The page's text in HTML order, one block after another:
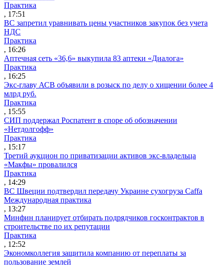
Практика
, 17:51
ВС запретил уравнивать цены участников закупок без учета
НДС
Практика
, 16:26
Аптечная сеть «36,6» выкупила 83 аптеки «Диалога»
Практика
, 16:25
Экс-главу АСВ объявили в розыск по делу о хищении более 4
млрд руб.
Практика
, 15:55
СИП поддержал Роспатент в споре об обозначении
«Нетдолгофф»
Практика
, 15:17
Третий аукцион по приватизации активов экс-владельца
«Макфы» провалился
Практика
, 14:29
ВС Швеции подтвердил передачу Украине сухогруза Caffa
Международная практика
, 13:27
Минфин планирует отбирать подрядчиков госконтрактов в
строительстве по их репутации
Практика
, 12:52
Экономколлегия защитила компанию от переплаты за
пользование землей